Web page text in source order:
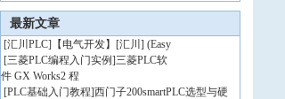
最新文章
[汇川PLC] 【电气开发】[汇川] (Easy
[三菱PLC编程入门实例]三菱PLC软
件 GX Works2 程
[PLC基础入门教程]西门子200smartPLC选型与硬